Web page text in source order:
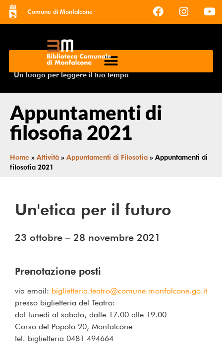
Comune di Monfalcone
Un luogo per leggere il tuo tempo
Appuntamenti di
filosofia 2021
Home » Attività » Appuntamenti di Filosofia » Appuntamenti di
filosofia 2021
Un'etica per il futuro
23 ottobre – 28 novembre 2021
Prenotazione posti
via email: biglietteria.teatro@comune.monfalcone.go.it
presso biglietteria del Teatro:
dal lunedì al sabato, dalle 17.00 alle 19.00
Corso del Popolo 20, Monfalcone
tel. biglietteria 0481 494664